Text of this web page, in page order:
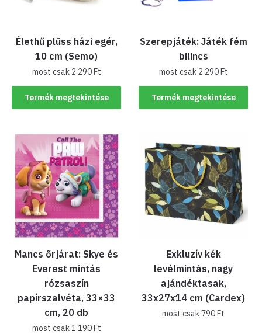
Élethű plüss házi egér,
10 cm (Semo)
most csak 2 290Ft
Termék megtekintése
Szerepjáték: Játék fém
bilincs
most csak 2 290Ft
Termék megtekintése
Mancs őrjárat: Skye és
Everest mintás
rózsaszín
papírszalvéta, 33×33
cm, 20 db
most csak1 190Ft
Exkluzív kék
levélmintás, nagy
ajándéktasak,
33x27x14 cm (Cardex)
most csak790Ft